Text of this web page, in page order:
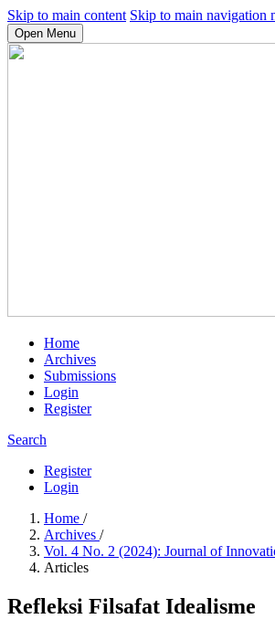
Skip to main content Skip to main navigation
Open Menu
Home
Archives
Submissions
Login
Register
Search
Register
Login
Home /
Archives /
Vol. 4 No. 2 (2024): Journal of
Articles
Refleksi Filsafat Idealisme